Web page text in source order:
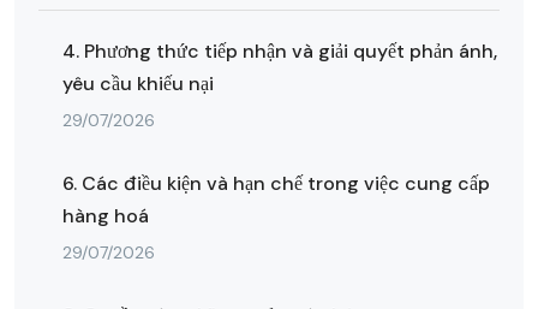
4. Phương thức tiếp nhận và giải quyết phản ánh,
yêu cầu khiếu nại
29/07/2026
6. Các điều kiện và hạn chế trong việc cung cấp
hàng hoá
29/07/2026